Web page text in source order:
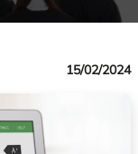
15/02/2024